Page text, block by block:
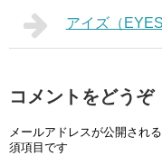
アイズ（EYES
コメントをどうぞ
メールアドレスが公開され
須項目です